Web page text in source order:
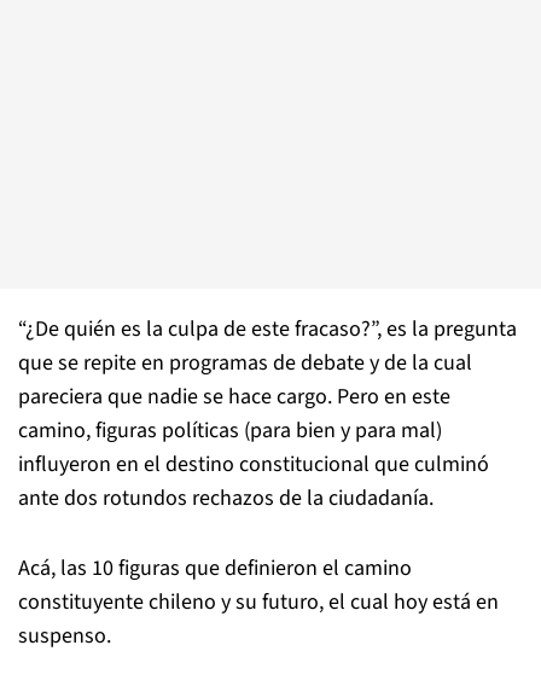
“¿De quién es la culpa de este fracaso?”, es la pregunta
que se repite en programas de debate y de la cual
pareciera que nadie se hace cargo. Pero en este
camino, figuras políticas (para bien y para mal)
influyeron en el destino constitucional que culminó
ante dos rotundos rechazos de la ciudadanía.
Acá, las 10 figuras que definieron el camino
constituyente chileno y su futuro, el cual hoy está en
suspenso.